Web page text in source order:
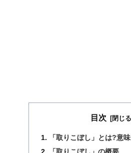
目次
「取りこぼし」とは?意味